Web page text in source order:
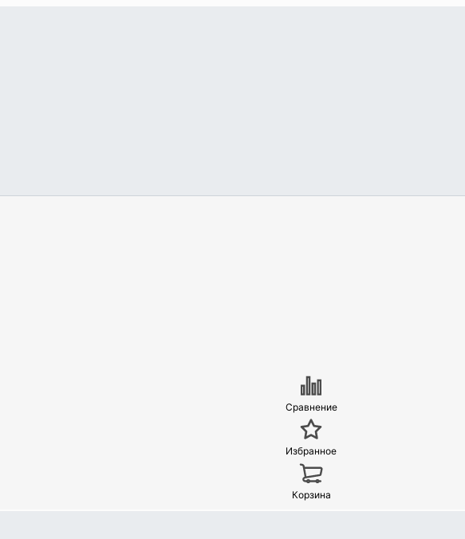
Сравнение
Избранное
Корзина